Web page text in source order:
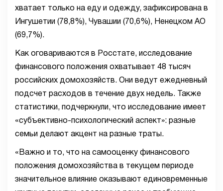
хватает только на еду и одежду, зафиксирована в
Ингушетии (78,8%), Чувашии (70,6%), Ненецком АО
(69,7%).
Как оговариваются в Росстате, исследование
финансового положения охватывает 48 тысяч
российских домохозяйств. Они ведут ежедневный
подсчет расходов в течение двух недель. Также
статистики, подчеркнули, что исследование имеет
«субъективно-психологический аспект»: разные
семьи делают акцент на разные траты.
«Важно и то, что на самооценку финансового
положения домохозяйства в текущем периоде
значительное влияние оказывают единовременные